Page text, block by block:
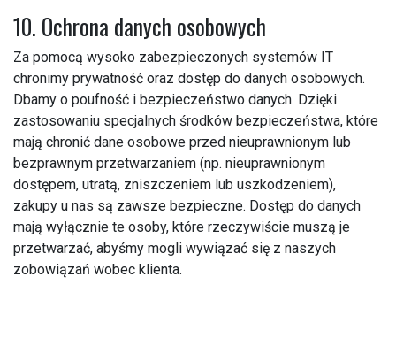
10. Ochrona danych osobowych
Za pomocą wysoko zabezpieczonych systemów IT
chronimy prywatność oraz dostęp do danych osobowych.
Dbamy o poufność i bezpieczeństwo danych. Dzięki
zastosowaniu specjalnych środków bezpieczeństwa, które
mają chronić dane osobowe przed nieuprawnionym lub
bezprawnym przetwarzaniem (np. nieuprawnionym
dostępem, utratą, zniszczeniem lub uszkodzeniem),
zakupy u nas są zawsze bezpieczne. Dostęp do danych
mają wyłącznie te osoby, które rzeczywiście muszą je
przetwarzać, abyśmy mogli wywiązać się z naszych
zobowiązań wobec klienta.